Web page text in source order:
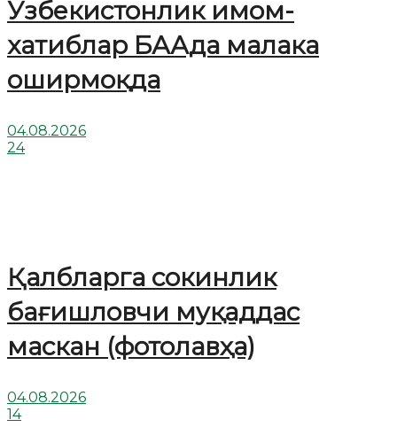
Ўзбекистонлик имом-
хатиблар БААда малака
оширмоқда
04.08.2026
24
Қалбларга сокинлик
бағишловчи муқаддас
маскан (фотолавҳа)
04.08.2026
14